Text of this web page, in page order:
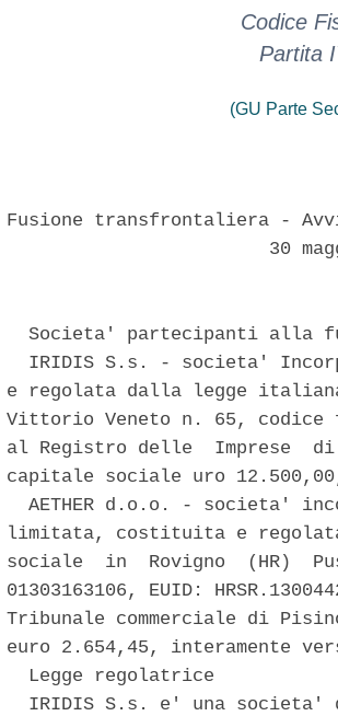
Codice
Partita
(GU Parte
Fusione transfrontaliera -
30
Societa' partecipanti alla
IRIDIS S.s. - societa'
e regolata dalla legge
Vittorio Veneto n. 65,
al Registro delle  Imprese  di
capitale sociale uro
AETHER d.o.o. - societa'
limitata, costituita e
sociale  in  Rovigno  (HR)
01303163106, EUID:
Tribunale commerciale di
euro 2.654,45, interamente
  Legge regolatrice
IRIDIS S.s. e' una societa'